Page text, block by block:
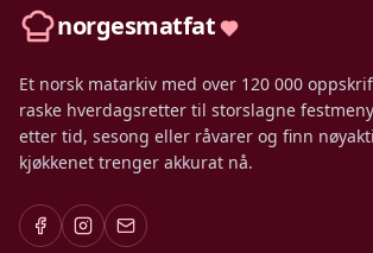
norgesmatfat
Et norsk matarkiv med over 120 000
raske hverdagsretter til storslagne
etter tid, sesong eller råvarer og finn
kjøkkenet trenger akkurat nå.